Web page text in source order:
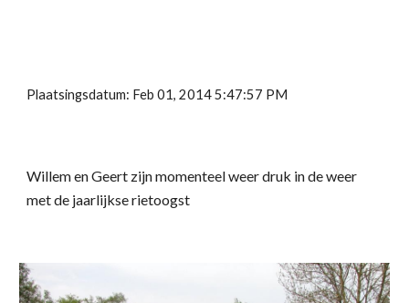
Plaatsingsdatum: Feb 01, 2014 5:47:57 PM
Willem en Geert zijn momenteel weer druk in de weer
met de jaarlijkse rietoogst